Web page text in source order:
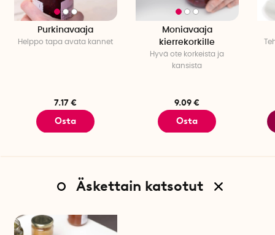
Purkinavaaja
Helppo tapa avata kannet
7.17 €
Osta
Moniavaaja
kierrekorkille
Hyvä ote korkeista ja
kansista
9.09 €
Osta
Äskettain katsotut